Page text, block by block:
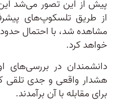
از طریق تلسکوپ‌های
خواهد کرد.
دانشمندان در بررسی‌های
هشدار واقعی و جدی تلقی
برای مقابله با آن برآمدند.